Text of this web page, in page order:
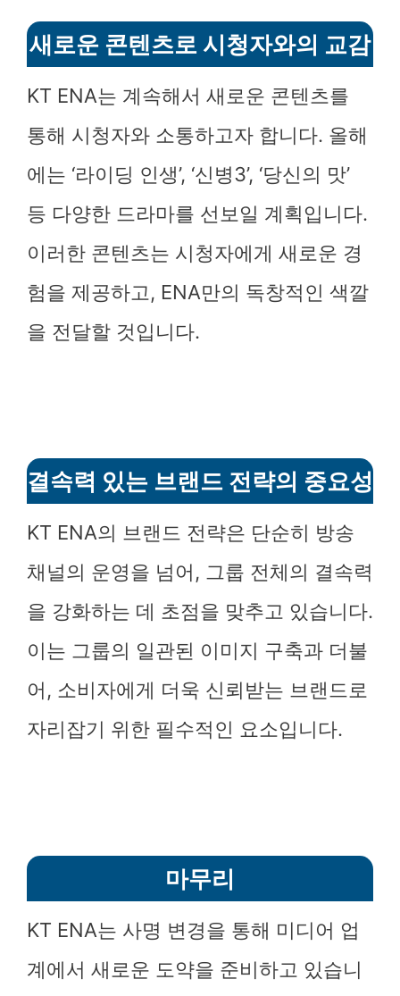
새로운 콘텐츠로 시청자와의 교감
KT ENA는 계속해서 새로운 콘텐츠를
통해 시청자와 소통하고자 합니다. 올해
에는 ‘라이딩 인생’, ‘신병3’, ‘당신의 맛’
등 다양한 드라마를 선보일 계획입니다.
이러한 콘텐츠는 시청자에게 새로운 경
험을 제공하고, ENA만의 독창적인 색깔
을 전달할 것입니다.
결속력 있는 브랜드 전략의 중요성
KT ENA의 브랜드 전략은 단순히 방송
채널의 운영을 넘어, 그룹 전체의 결속력
을 강화하는 데 초점을 맞추고 있습니다.
이는 그룹의 일관된 이미지 구축과 더불
어, 소비자에게 더욱 신뢰받는 브랜드로
자리잡기 위한 필수적인 요소입니다.
마무리
KT ENA는 사명 변경을 통해 미디어 업
계에서 새로운 도약을 준비하고 있습니